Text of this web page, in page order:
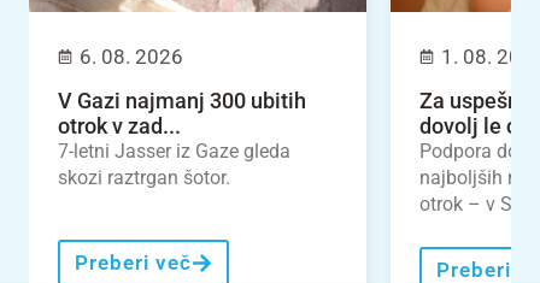
6. 08. 2026
V Gazi najmanj 300 ubitih
otrok v zad...
7-letni Jasser iz Gaze gleda
skozi raztrgan šotor.
Preberi več
1. 08.
Za uspešno
dovolj le
Podpora
najboljših
otrok – v
Preberi